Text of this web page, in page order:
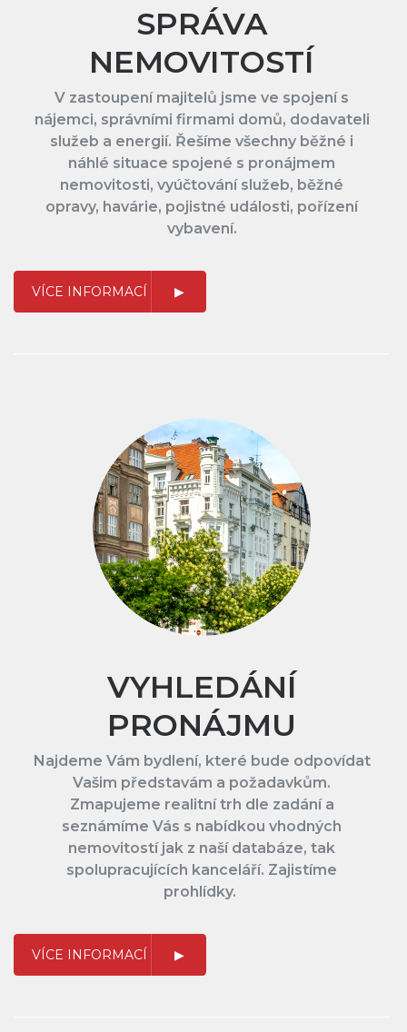
SPRÁVA
NEMOVITOSTÍ
V zastoupení majitelů jsme ve spojení s
nájemci, správními firmami domů, dodavateli
služeb a energií. Řešíme všechny běžné i
náhlé situace spojené s pronájmem
nemovitosti, vyúčtování služeb, běžné
opravy, havárie, pojistné události, pořízení
vybavení.
VÍCE INFORMACÍ
VYHLEDÁNÍ
PRONÁJMU
Najdeme Vám bydlení, které bude odpovídat
Vašim představám a požadavkům.
Zmapujeme realitní trh dle zadání a
seznámíme Vás s nabídkou vhodných
nemovitostí jak z naší databáze, tak
spolupracujících kanceláří. Zajistíme
prohlídky.
VÍCE INFORMACÍ